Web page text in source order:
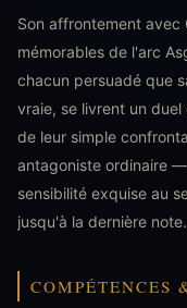
Son affrontement avec
mémorables de l'arc
chacun persuadé que
vraie, se livrent un
de leur simple
antagoniste ordinaire
sensibilité exquise au
jusqu'à la dernière note.
COMPÉTENCES